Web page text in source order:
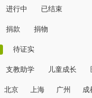
进行中 已结束
捐款 捐物
待证实
支教助学 儿童成长
北京 上海 广州 成